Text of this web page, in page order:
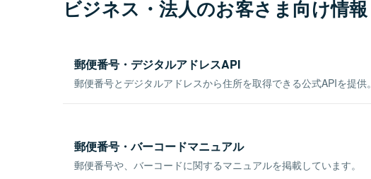
ビジネス・法人のお客さま向け情報
郵便番号・デジタルアドレスAPI
郵便番号とデジタルアドレスから住所を取得できる公式APIを提供。
郵便番号・バーコードマニュアル
郵便番号や、バーコードに関するマニュアルを掲載しています。